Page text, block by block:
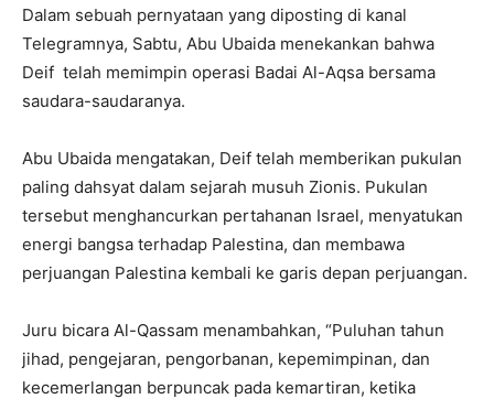
Dalam sebuah pernyataan yang diposting di kanal
Telegramnya, Sabtu, Abu Ubaida menekankan bahwa
Deif telah memimpin operasi Badai Al-Aqsa bersama
saudara-saudaranya.
Abu Ubaida mengatakan, Deif telah memberikan pukulan
paling dahsyat dalam sejarah musuh Zionis. Pukulan
tersebut menghancurkan pertahanan Israel, menyatukan
energi bangsa terhadap Palestina, dan membawa
perjuangan Palestina kembali ke garis depan perjuangan.
Juru bicara Al-Qassam menambahkan, “Puluhan tahun
jihad, pengejaran, pengorbanan, kepemimpinan, dan
kecemerlangan berpuncak pada kemartiran, ketika